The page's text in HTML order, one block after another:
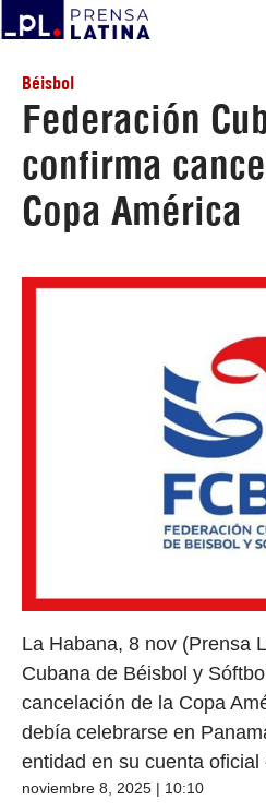
Béisbol
Federación
confirma
Copa América
La Habana, 8 nov (Prensa
Cubana de Béisbol y
cancelación de la Copa
debía celebrarse en
entidad en su cuenta
noviembre 8, 2025 | 10:10